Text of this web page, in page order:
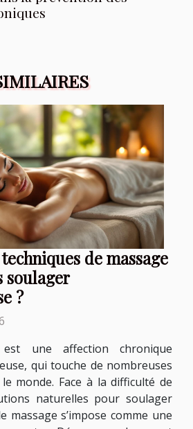
de massage
soulager
?
est une affection chronique
qui touche de nombreuses
monde. Face à la difficulté de
naturelles pour soulager
massage s’impose comme une